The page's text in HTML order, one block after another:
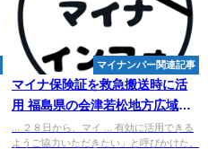
マイナンバー関連記事
マイナ保険証を救急搬送時に活
用 福島県の会津若松地方広域消
防本部 ２８日から実証事業
... ２８日から、マイ ... 有効に活用できる
ようご協力いただきたい」と呼びかけた。